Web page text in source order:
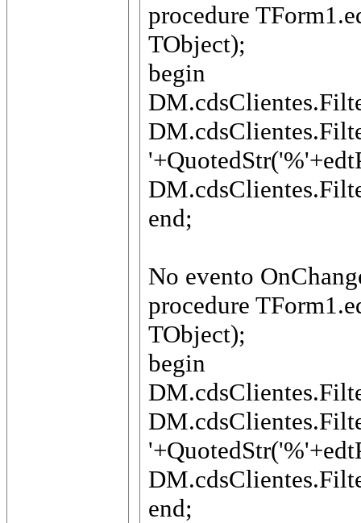
procedure
TObject);
begin
end;
No evento
procedure
TObject);
begin
end;